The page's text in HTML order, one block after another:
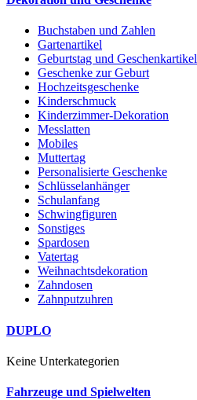
Buchstaben und Zahlen
Gartenartikel
Geburtstag und Geschenkartikel
Geschenke zur Geburt
Hochzeitsgeschenke
Kinderschmuck
Kinderzimmer-Dekoration
Messlatten
Mobiles
Muttertag
Personalisierte Geschenke
Schlüsselanhänger
Schulanfang
Schwingfiguren
Sonstiges
Spardosen
Vatertag
Weihnachtsdekoration
Zahndosen
Zahnputzuhren
DUPLO
Keine Unterkategorien
Fahrzeuge und Spielwelten